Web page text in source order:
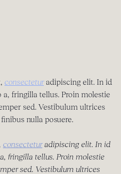
consecteturadipiscing elit. In id
fringilla tellus. Proin molestie
sed. Vestibulum ultrices
nulla posuere.
consecteturadipiscing elit. In id
fringilla tellus. Proin molestie
sed. Vestibulum ultrices